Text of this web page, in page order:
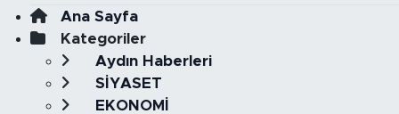
Ana Sayfa
Kategoriler
Aydın Haberleri
SİYASET
EKONOMİ